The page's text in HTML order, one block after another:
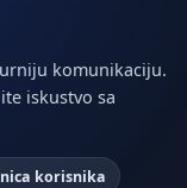
komunikaciju.
iskustvo sa
korisnika